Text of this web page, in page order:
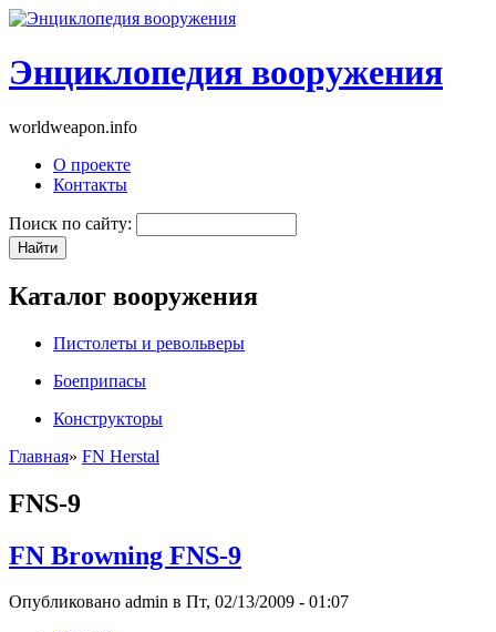
Энциклопедия вооружения
worldweapon.info
О проекте
Контакты
Поиск по сайту:
Каталог вооружения
Пистолеты и револьверы
Боеприпасы
Конструкторы
Главная» FN Herstal
FNS-9
FN Browning FNS-9
Опубликовано admin в Пт, 02/13/2009 - 01:07